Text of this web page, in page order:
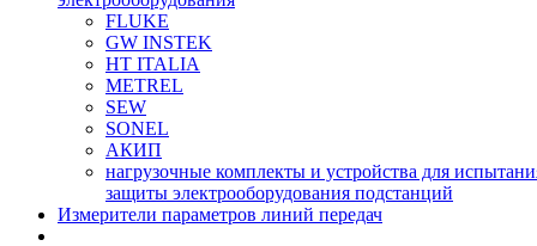
FLUKE
GW INSTEK
HT ITALIA
METREL
SEW
SONEL
АКИП
нагрузочные комплекты и устройства для
защиты электрооборудования подстанций
Измерители параметров линий передач